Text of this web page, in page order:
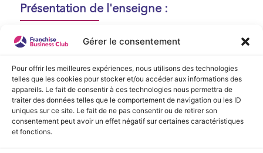
Gérer le consentement
Pour offrir les meilleures expériences, nous utilisons des technologies
telles que les cookies pour stocker et/ou accéder aux informations des
appareils. Le fait de consentir à ces technologies nous permettra de
traiter des données telles que le comportement de navigation ou les ID
uniques sur ce site. Le fait de ne pas consentir ou de retirer son
consentement peut avoir un effet négatif sur certaines caractéristiques
et fonctions.
Présentation de l'enseigne :
Aucune présentation n'est disponible
actuellement !
Vidéo de Présentation
Aucune vidéo disponible.